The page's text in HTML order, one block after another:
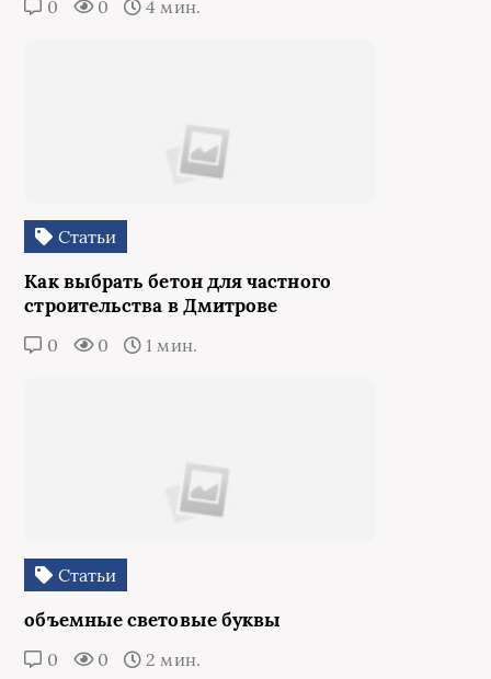
0 0 4 мин.
Статьи
Как выбрать бетон для частного
строительства в Дмитрове
0 0 1 мин.
Статьи
объемные световые буквы
0 0 2 мин.